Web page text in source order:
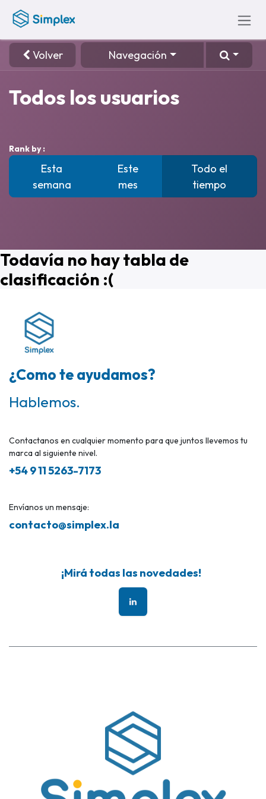
Ir al contenido
Volver Navegación
Todos los usuarios
Rank by :
Esta
semana
Este
mes
Todo el
tiempo
Todavía no hay tabla de
clasificación :(
¿Como te ayudamos?
Hablemos.
Contactanos en cualquier momento para que juntos llevemos tu
marca al siguiente nivel.
+54 9 11 5263-7173
Envíanos un mensaje:
contacto@simplex.la
¡Mirá todas las novedades!